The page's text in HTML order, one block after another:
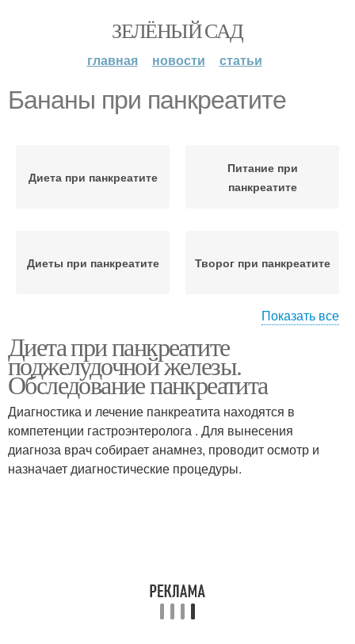
ЗЕЛЁНЫЙ САД
главная новости статьи
Бананы при панкреатите
Диета при панкреатите
Питание при
панкреатите
Диеты при панкреатите Творог при панкреатите
Диеты при хроническом
панкреатите
панкреатите
Фрукты при
хроническом
панкреатите
Показать все
Диета при панкреатите
поджелудочной железы.
Обследование панкреатита
Диагностика и лечение панкреатита находятся в
компетенции гастроэнтеролога . Для вынесения
диагноза врач собирает анамнез, проводит осмотр и
назначает диагностические процедуры.